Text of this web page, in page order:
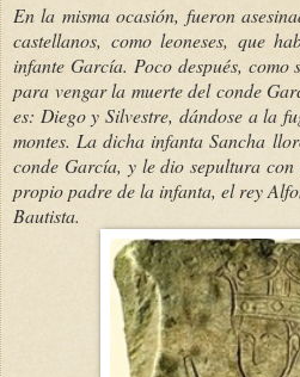
En la misma ocasión, fueron
castellanos, como leoneses, que
infante García. Poco después,
para vengar la muerte del conde
es: Diego y Silvestre, dándose a la
montes. La dicha infanta Sancha
conde García, y le dio sepultura
propio padre de la infanta, el rey
Bautista.